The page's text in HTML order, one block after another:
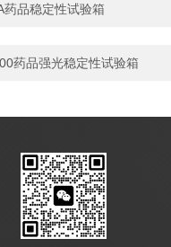
药品稳定性试验箱
药品强光稳定性试验箱